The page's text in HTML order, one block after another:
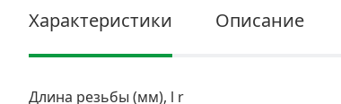
Скобяные изделия и мебельная фурнитура
Характеристики Описание
Длина резьбы (мм), l r